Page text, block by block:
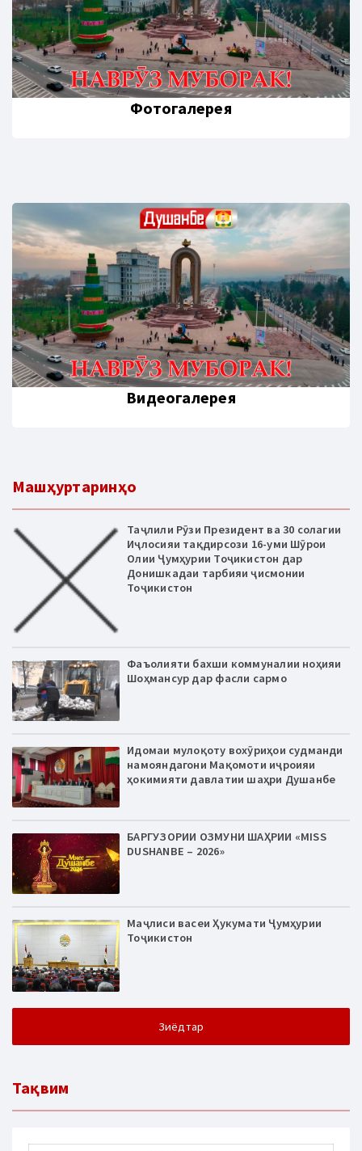
Фотогалерея
Видеогалерея
Машҳуртаринҳо
Таҷлили Рӯзи Президент ва 30 солагии
Иҷлосияи тақдирсози 16-уми Шӯрои
Олии Ҷумҳурии Тоҷикистон дар
Донишкадаи тарбияи ҷисмонии
Тоҷикистон
Фаъолияти бахши коммуналии ноҳияи
Шоҳмансур дар фасли сармо
Идомаи мулоқоту вохӯриҳои судманди
намояндагони Мақомоти иҷроияи
ҳокимияти давлатии шаҳри Душанбе
БАРГУЗОРИИ ОЗМУНИ ШАҲРИИ «MISS
DUSHANBE – 2026»
Маҷлиси васеи Ҳукумати Ҷумҳурии
Тоҷикистон
Зиёдтар
Тақвим